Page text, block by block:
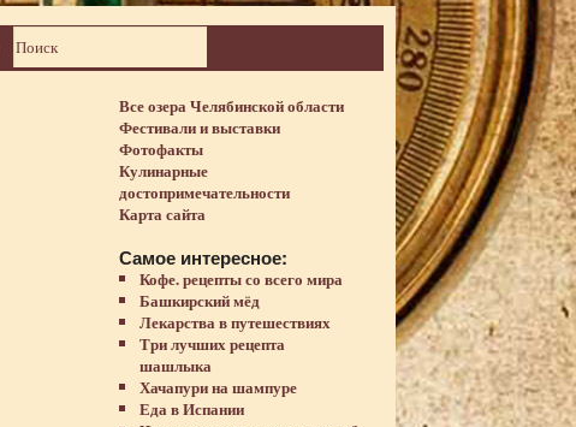
Все озера Челябинской области
Фестивали и выставки
Фотофакты
Кулинарные
достопримечательности
Карта сайта
Самое интересное:
Кофе. рецепты со всего мира
Башкирский мёд
Лекарства в путешествиях
Три лучших рецепта
шашлыка
Хачапури на шампуре
Еда в Испании